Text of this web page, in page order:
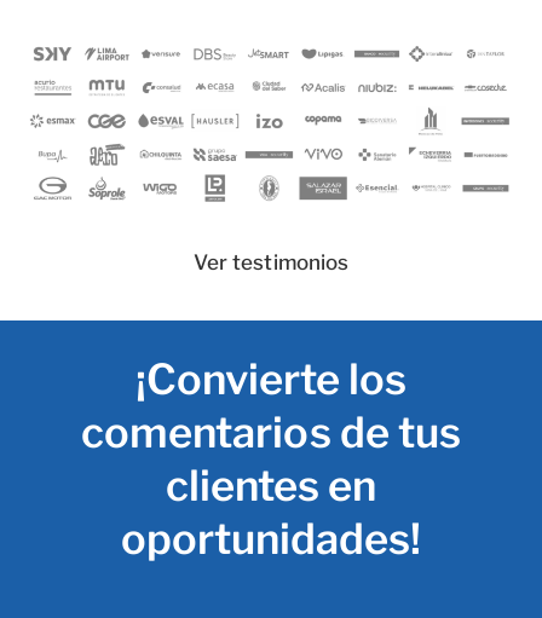
Ver testimonios
¡Convierte los
comentarios de tus
clientes en
oportunidades!